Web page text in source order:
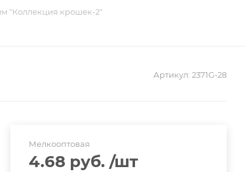
"Коллекция крошек-2"
Артикул: 2371G-28
Мелкооптовая
4.68 руб. /шт